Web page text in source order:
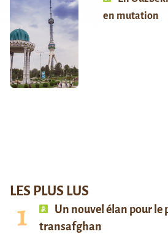
en mutation
LES PLUS LUS
Un nouvel élan pour
transafghan